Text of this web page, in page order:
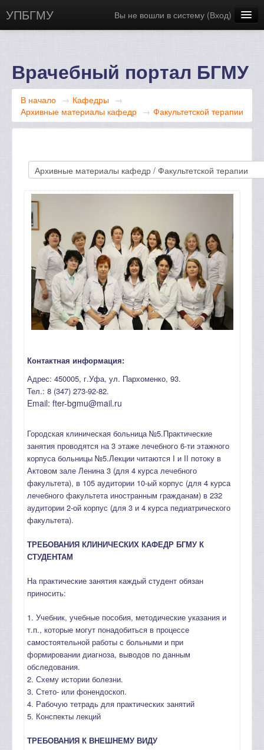
УПБГМУ Вы не вошли в систему (Вход)
Русский ‎(ru)‎
Врачебный портал БГМУ
В начало → Кафедры →
Архивные материалы кафедр → Факультетской терапии
Контактная информация:
Адрес: 450005, г.Уфа, ул. Пархоменко, 93.
Тел.: 8 (347) 273-92-82.
Email: fter-bgmu@mail.ru
Городская клиническая больница №5.Практические
занятия проводятся на 3 этаже лечебного 6-ти этажного
корпуса больницы №5.Лекции читаются I и II потоку в
Актовом зале Ленина 3 (для 4 курса лечебного
факультета), в 105 аудитории 10-ый корпус (для 4 курса
лечебного факультета иностранным гражданам) в 232
аудитории 2-ой корпус (для 3 и 4 курса педиатрического
факультета).
ТРЕБОВАНИЯ КЛИНИЧЕСКИХ КАФЕДР БГМУ К
СТУДЕНТАМ
На практические занятия каждый студент обязан
приносить:
1. Учебник, учебные пособия, методические указания и
т.п., которые могут понадобиться в процессе
самостоятельной работы с больными и при
формировании диагноза, выводов по данным
обследования.
2. Схему истории болезни.
3. Стето- или фонендоскоп.
4. Рабочую тетрадь для практических занятий
5. Конспекты лекций
ТРЕБОВАНИЯ К ВНЕШНЕМУ ВИДУ